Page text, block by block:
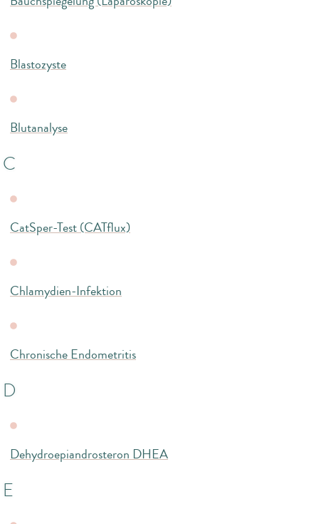
Blastozyste
Blutanalyse
C
CatSper-Test (CATflux)
Chlamydien-Infektion
Chronische Endometritis
D
Dehydroepiandrosteron DHEA
E